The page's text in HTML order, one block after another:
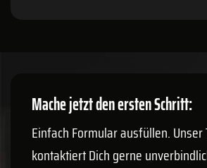
Mache jetzt den ersten Schritt:
Einfach Formular ausfüllen. Unser
kontaktiert Dich gerne